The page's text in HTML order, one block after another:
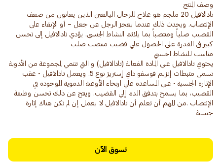
تادالافيل 20 ملجم هو علاج للرجال البالغين الذين يعانون من ضعف
الإنتصاب. ويحدث ذلك عندما يعجز الرجل عن جعل – أو الإبقاء على
القضيب صلباً ومنتصباً بما يلائم النشاط الجنسي. يؤدي تادالافيل إلى تحسن
يحتوي تادالافيل علي المادة الفعالة (تادالافيل) و التي تنتمي لمجموعة من الأدوية
تسمى مثبطات إنزيم فوسفو داي إستريز نوع 5. ويعمل تادالافيل - عقب
الإثارة الجنسية - علي المساعدة علي ارتخاء الأوعية الدموية الموجودة في
القضيب، بما يسمح بتدفق الدم إلي القضيب. وينتج عن ذلك تحسن وظيفة
الإنتصاب .من المهم أن تعلم أن تادالافيل لا يعمل إن لم تكن هناك إثارة
جنسية
تسوق الآن